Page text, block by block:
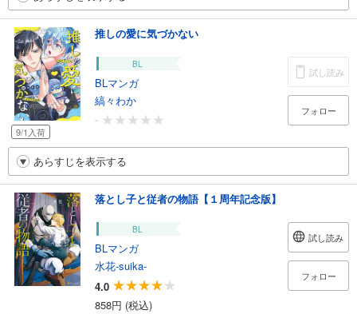
9/1入荷
推しの愛に気づかない
BL
BLマンガ
縞々わか
-
試し読み
フォロー
あらすじを表示する
落とし子と従者の物語【１周年記念版】
BL
BLマンガ
水花-suika-
4.0
858円 (税込)
試し読み
フォロー